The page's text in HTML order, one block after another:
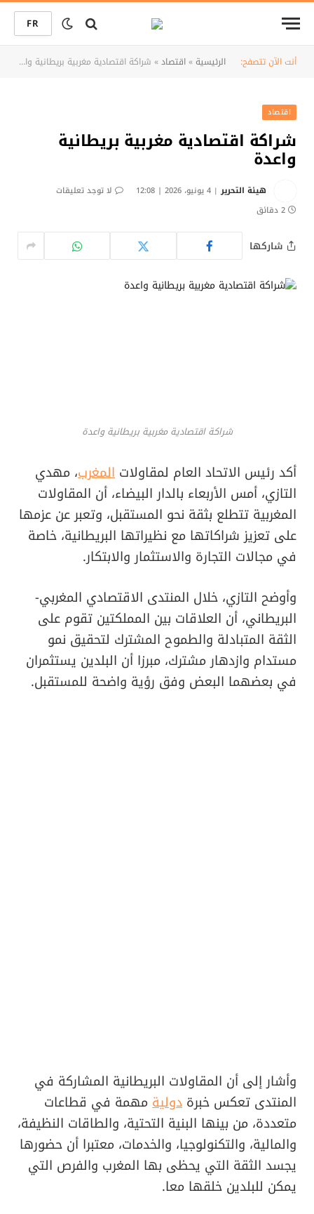
FR
أنت الآن تتصفح: الرئيسية»اقتصاد» شراكة اقتصادية مغربية بريطانية واعدة
اقتصاد
شراكة اقتصادية مغربية بريطانية
واعدة
هيئة التحرير 4 يونيو، 2026 | 12:08
لا توجد تعليقات
2 دقائق
شاركها
شراكة اقتصادية مغربية بريطانية واعدة
أكد رئيس الاتحاد العام لمقاولات المغرب، مهدي
التازي، أمس الأربعاء بالدار البيضاء، أن المقاولات
المغربية تتطلع بثقة نحو المستقبل، وتعبر عن عزمها
على تعزيز شراكاتها مع نظيراتها البريطانية، خاصة
في مجالات التجارة والاستثمار والابتكار.
وأوضح التازي، خلال المنتدى الاقتصادي المغربي-
البريطاني، أن العلاقات بين المملكتين تقوم على
الثقة المتبادلة والطموح المشترك لتحقيق نمو
مستدام وازدهار مشترك، مبرزا أن البلدين يستثمران
في بعضهما البعض وفق رؤية واضحة للمستقبل.
وأشار إلى أن المقاولات البريطانية المشاركة في
المنتدى تعكس خبرة دوليةمهمة في قطاعات
متعددة، من بينها البنية التحتية، والطاقات النظيفة،
والمالية، والتكنولوجيا، والخدمات، معتبرا أن حضورها
يجسد الثقة التي يحظى بها المغرب والفرص التي
يمكن للبلدين خلقها معا.